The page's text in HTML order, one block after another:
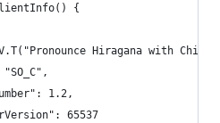
{
Hiragana with
"SO_C",
1.2,
65537